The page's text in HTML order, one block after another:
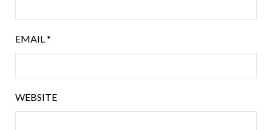
EMAIL *
WEBSITE